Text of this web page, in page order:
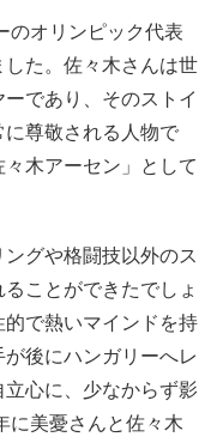
のオリンピック代表
た。佐々木さんは世
であり、そのストイ
尊敬される人物で
木アーセン」として
グや格闘技以外のス
ことができたでしょ
で熱いマインドを持
後にハンガリーへレ
心に、少なからず影
に美憂さんと佐々木